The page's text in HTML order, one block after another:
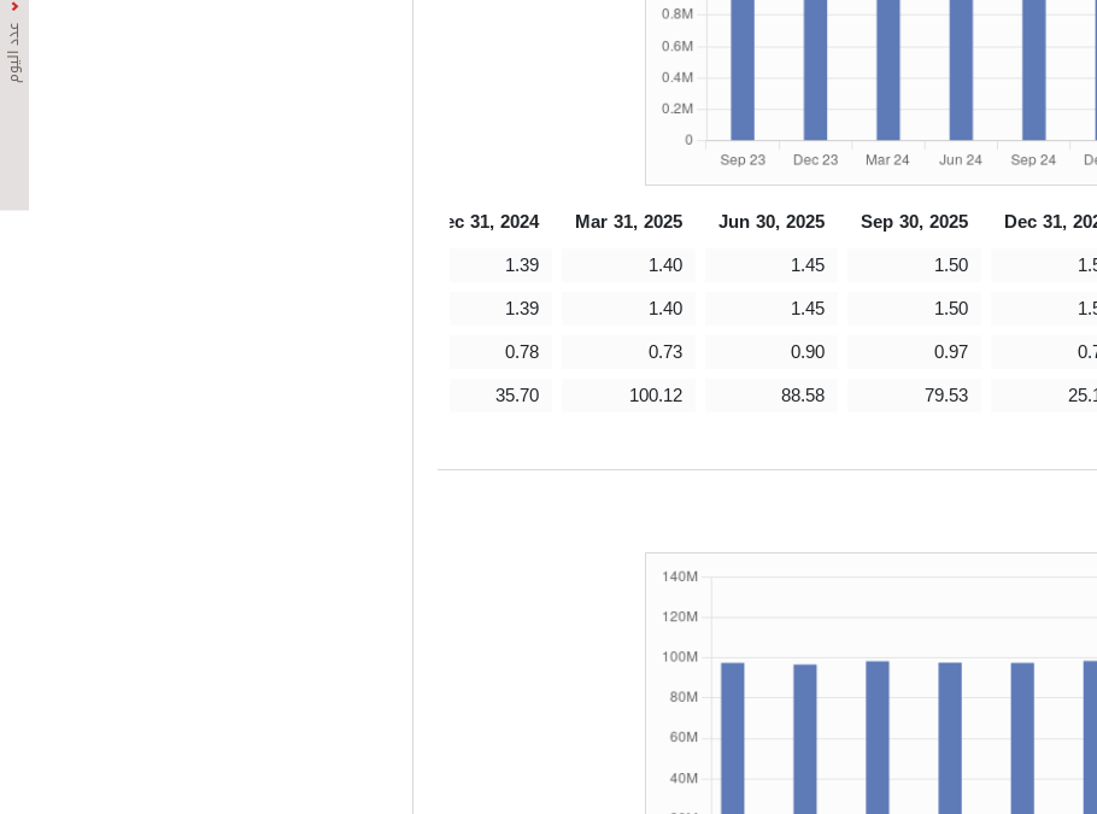
عدد اليوم
Dec 31,
Sep 30, 2025
Jun 30, 2025
Mar 31, 2025
Dec 31, 2024
1.50
1.45
1.40
1.39
1.50
1.45
1.40
1.39
0.97
0.90
0.73
0.78
79.53
88.58
100.12
35.70